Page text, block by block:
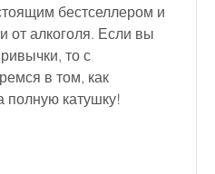
бестселлером и
от алкоголя. Если вы
то с
в том, как
полную катушку!